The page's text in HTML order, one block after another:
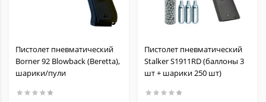
Пистолет пневматический
Borner 92 Blowback (Beretta),
шарики/пули
Пистолет пневматический
Stalker S1911RD (баллоны 3
шт + шарики 250 шт)